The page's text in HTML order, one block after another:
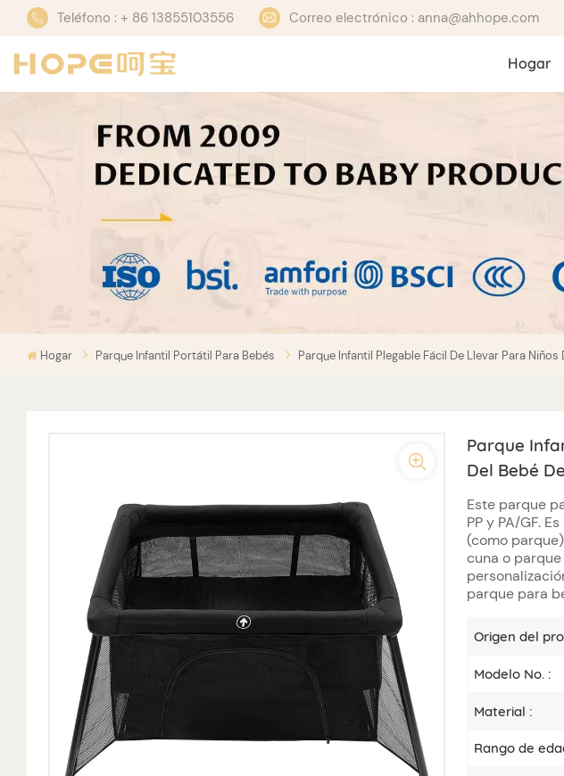
Teléfono : + 86 13855103556 Correo electrónico : anna@ahhope.com
Hogar
Hogar Parque Infantil Portátil Para Bebés Parque Infantil Plegable Fácil De Llevar Para
Parque
Del Bebé
Este parque
PP y PA/GF.
(como
cuna o
parque para
Origen del
Modelo No. :
Material :
Rango de